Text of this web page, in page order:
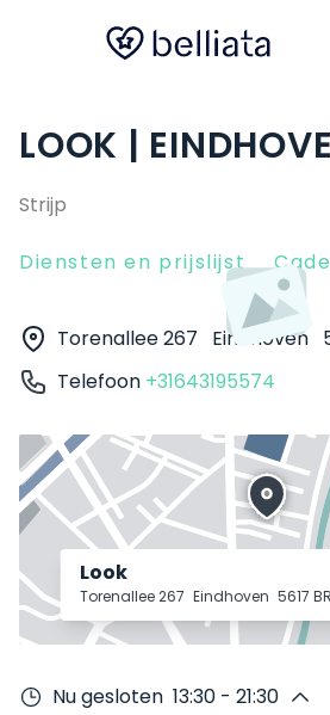
LOOK |
Strijp
Diensten en prijslijst
Torenallee 267 Eindhoven
Telefoon +31643195574
Look
Torenallee 267 Eindhoven 5617 BR
Nu gesloten 13:30 - 21:30